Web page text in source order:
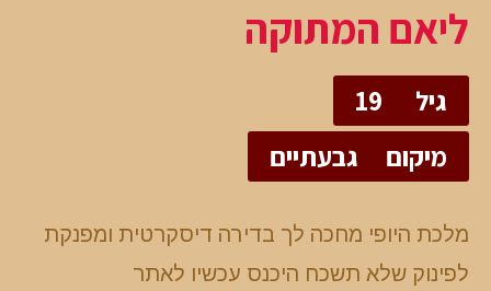
ליאם המתוקה
גיל
19
מיקום
גבעתיים
מלכת היופי מחכה לך בדירה דיסקרטית ומפנקת
לפינוק שלא תשכח היכנס עכשיו לאתר